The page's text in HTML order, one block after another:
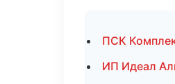
ПСК
ИП Идеал